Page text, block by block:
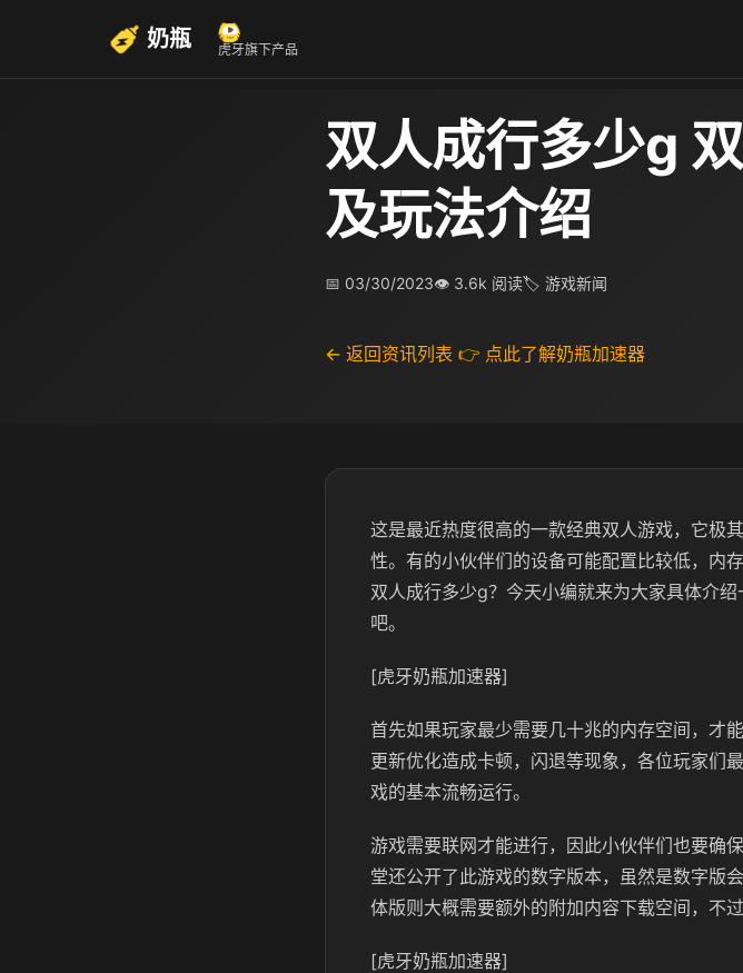
奶瓶 虎牙旗下产品
双人成行多少g
及玩法介绍
📅 03/30/2023👁 3.6k 阅读🏷 游戏新闻
← 返回资讯列表 👉 点此了解奶瓶加速器
这是最近热度很高的一款经典双人游戏，它极
性。有的小伙伴们的设备可能配置比较低，内
双人成行多少g？今天小编就来为大家具体介
吧。
[虎牙奶瓶加速器]
首先如果玩家最少需要几十兆的内存空间，才
更新优化造成卡顿，闪退等现象，各位玩家们
戏的基本流畅运行。
游戏需要联网才能进行，因此小伙伴们也要确
堂还公开了此游戏的数字版本，虽然是数字版
体版则大概需要额外的附加内容下载空间，不
[虎牙奶瓶加速器]